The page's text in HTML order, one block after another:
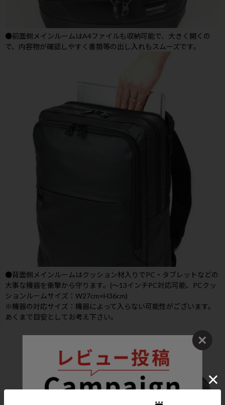
●前面側メインルームはA4ファイルも収納可能で、大きく開くの
で、内容物が確認しやすく書類等の出し入れもスムーズです。
●背面側メインルームはクッション材入りでPC・タブレットなどの
大事な機器を衝撃から守ります。(～13インチPC対応可能、PCクッ
ションルームサイズ：W27cm×H36cm)
※機器の対応サイズ：機器によって入らない可能性がございます。
あくまで目安としてお考え下さい。